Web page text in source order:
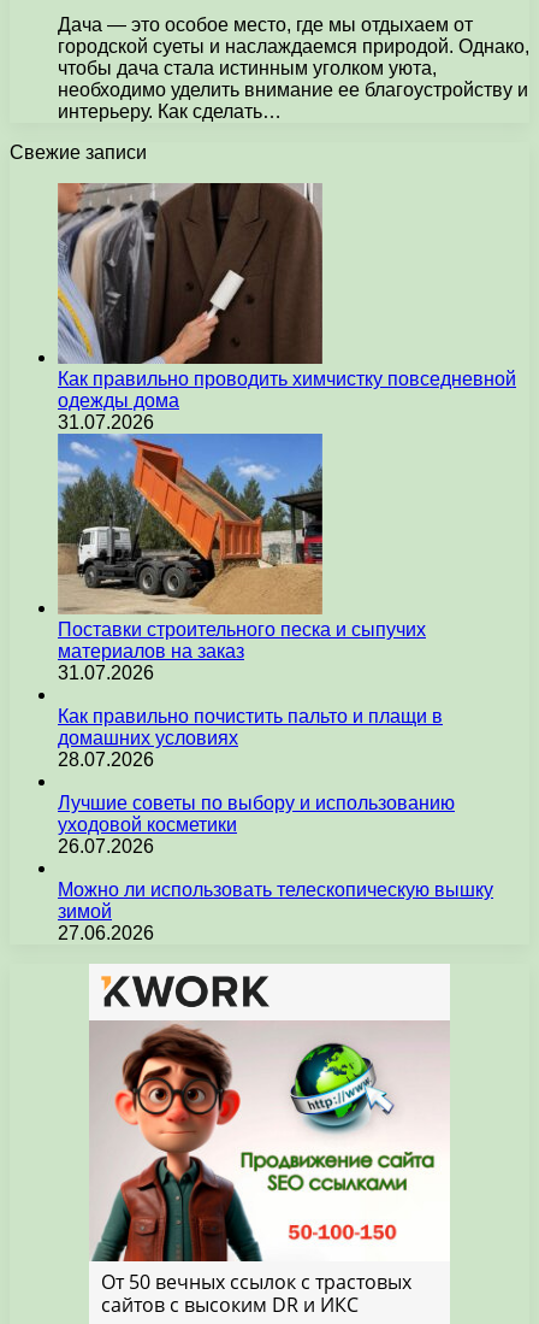
Дача — это особое место, где мы отдыхаем от
городской суеты и наслаждаемся природой. Однако,
чтобы дача стала истинным уголком уюта,
необходимо уделить внимание ее благоустройству и
интерьеру. Как сделать…
Свежие записи
Как правильно проводить химчистку повседневной
одежды дома
31.07.2026
Поставки строительного песка и сыпучих
материалов на заказ
31.07.2026
Как правильно почистить пальто и плащи в
домашних условиях
28.07.2026
Лучшие советы по выбору и использованию
уходовой косметики
26.07.2026
Можно ли использовать телескопическую вышку
зимой
27.06.2026